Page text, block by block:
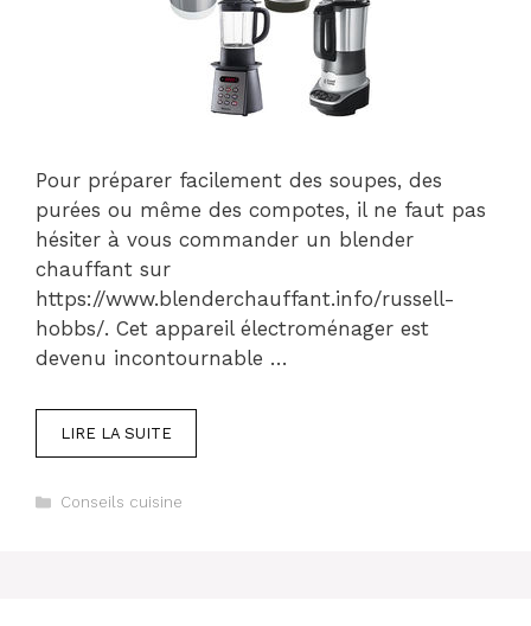
Pour préparer facilement des soupes, des
purées ou même des compotes, il ne faut pas
hésiter à vous commander un blender
chauffant sur
https://www.blenderchauffant.info/russell-
hobbs/. Cet appareil électroménager est
devenu incontournable …
LIRE LA SUITE
Catégories
Conseils cuisine